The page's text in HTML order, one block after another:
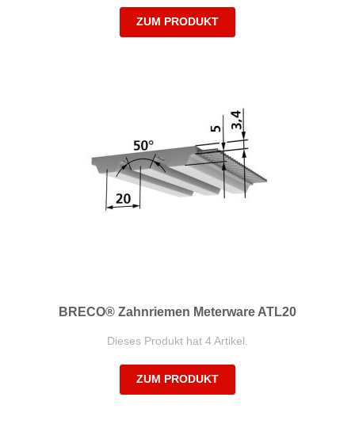
ZUM PRODUKT
BRECO® Zahnriemen Meterware ATL20
Dieses Produkt hat 4 Artikel.
ZUM PRODUKT